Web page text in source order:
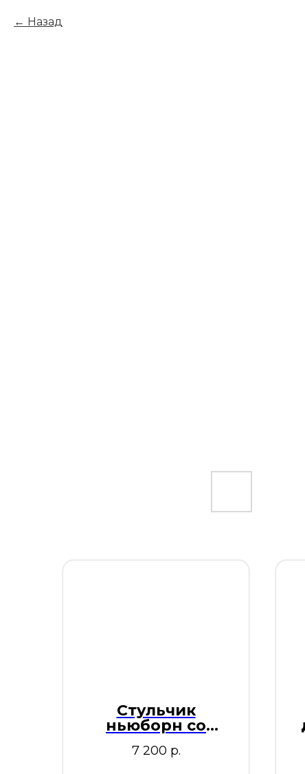
Назад
Стульчик
ньюборн со
перекладиной
7 200 р.